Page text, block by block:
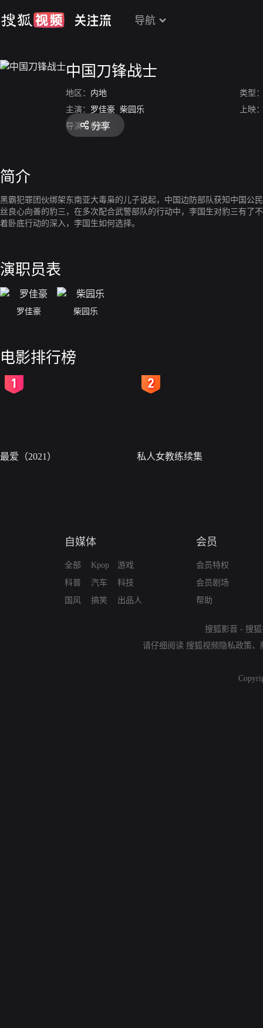
导航
中国刀锋战士
地区： 内地
类型
主演： 罗佳豪 柴园乐
上映
导演： 朝政
分享
简介
黑霸犯罪团伙绑架东南亚大毒枭的儿子说起，中国边防部队获知中国公
丝良心向善的豹三，在多次配合武警部队的行动中，李国生对豹三有了
着卧底行动的深入，李国生如何选择。
演职员表
罗佳豪 柴园乐
电影排行榜
最爱（2021） 私人女教练续集
自媒体
全部
科普
国风
Kpop
汽车
搞笑
游戏
科技
出品人
会员
会员特权
会员剧场
帮助
搜狐影音 - 搜
请仔细阅读 搜狐视频隐私政策、